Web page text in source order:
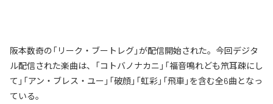
阪本数奇の「リーク・ブートレグ」が配信開始された。今回デジタ
ル配信された楽曲は、「コトバノナカニ」「福音鳴れども笊耳疎にし
て」「アン・ブレス・ユー」「破顔」「虹彩」「飛車」を含む全6曲となっ
ている。